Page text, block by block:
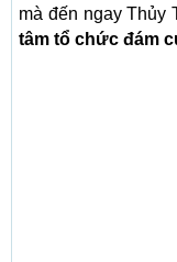
mà đến ngay Thủy
tâm tổ chức đám